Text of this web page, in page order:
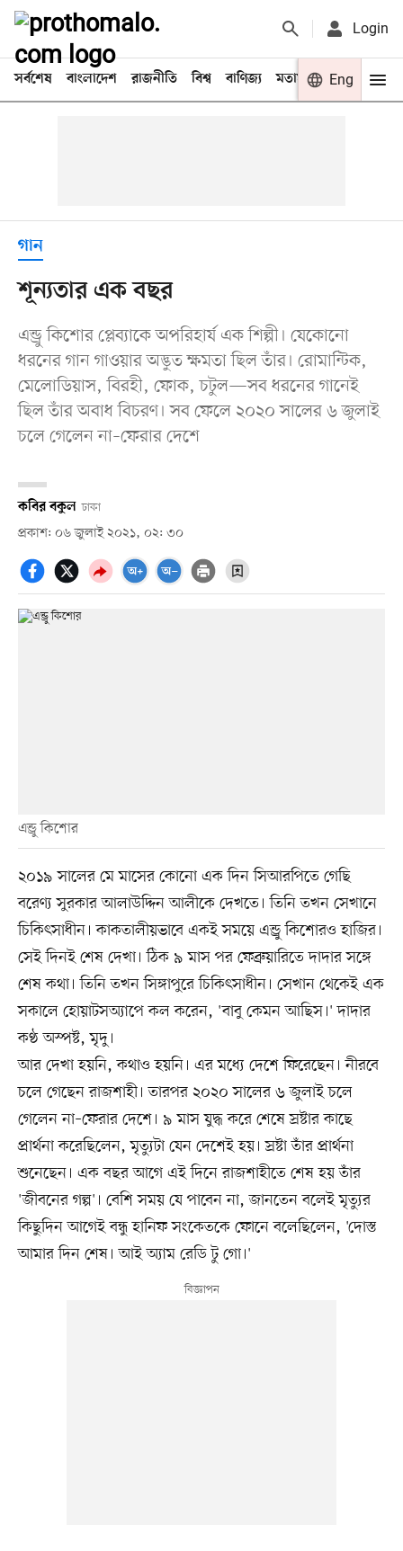
Login
সর্বশেষ বাংলাদেশ রাজনীতি বিশ্ব বাণিজ্য মতামত খেলা
Eng
গান
শূন্যতার এক বছর
এন্ড্রু কিশোর প্লেব্যাকে অপরিহার্য এক শিল্পী। যেকোনো
ধরনের গান গাওয়ার অদ্ভুত ক্ষমতা ছিল তাঁর। রোমান্টিক,
মেলোডিয়াস, বিরহী, ফোক, চটুল—সব ধরনের গানেই
ছিল তাঁর অবাধ বিচরণ। সব ফেলে ২০২০ সালের ৬ জুলাই
চলে গেলেন না–ফেরার দেশে
কবির বকুল ঢাকা
প্রকাশ: ০৬ জুলাই ২০২১, ০২: ৩০
এন্ড্রু কিশোর
২০১৯ সালের মে মাসের কোনো এক দিন সিআরপিতে গেছি
বরেণ্য সুরকার আলাউদ্দিন আলীকে দেখতে। তিনি তখন সেখানে
চিকিৎসাধীন। কাকতালীয়ভাবে একই সময়ে এন্ড্রু কিশোরও হাজির।
সেই দিনই শেষ দেখা। ঠিক ৯ মাস পর ফেব্রুয়ারিতে দাদার সঙ্গে
শেষ কথা। তিনি তখন সিঙ্গাপুরে চিকিৎসাধীন। সেখান থেকেই এক
সকালে হোয়াটসঅ্যাপে কল করেন, 'বাবু কেমন আছিস।' দাদার
কণ্ঠ অস্পষ্ট, মৃদু।
আর দেখা হয়নি, কথাও হয়নি। এর মধ্যে দেশে ফিরেছেন। নীরবে
চলে গেছেন রাজশাহী। তারপর ২০২০ সালের ৬ জুলাই চলে
গেলেন না–ফেরার দেশে। ৯ মাস যুদ্ধ করে শেষে স্রষ্টার কাছে
প্রার্থনা করেছিলেন, মৃত্যুটা যেন দেশেই হয়। স্রষ্টা তাঁর প্রার্থনা
শুনেছেন। এক বছর আগে এই দিনে রাজশাহীতে শেষ হয় তাঁর
'জীবনের গল্প'। বেশি সময় যে পাবেন না, জানতেন বলেই মৃত্যুর
কিছুদিন আগেই বন্ধু হানিফ সংকেতকে ফোনে বলেছিলেন, 'দোস্ত
আমার দিন শেষ। আই অ্যাম রেডি টু গো।'